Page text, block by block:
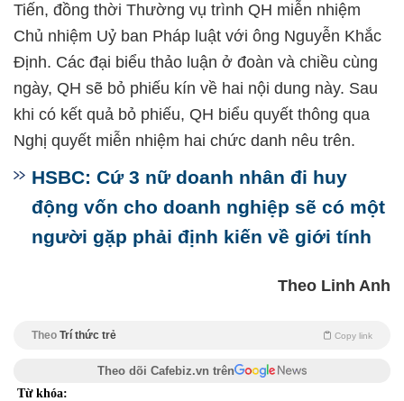
Tiến, đồng thời Thường vụ trình QH miễn nhiệm
Chủ nhiệm Uỷ ban Pháp luật với ông Nguyễn Khắc
Định. Các đại biểu thảo luận ở đoàn và chiều cùng
ngày, QH sẽ bỏ phiếu kín về hai nội dung này. Sau
khi có kết quả bỏ phiếu, QH biểu quyết thông qua
Nghị quyết miễn nhiệm hai chức danh nêu trên.
HSBC: Cứ 3 nữ doanh nhân đi huy
động vốn cho doanh nghiệp sẽ có một
người gặp phải định kiến về giới tính
Theo Linh Anh
Theo Trí thức trẻ Copy link
Theo dõi Cafebiz.vn trên
Từ khóa: